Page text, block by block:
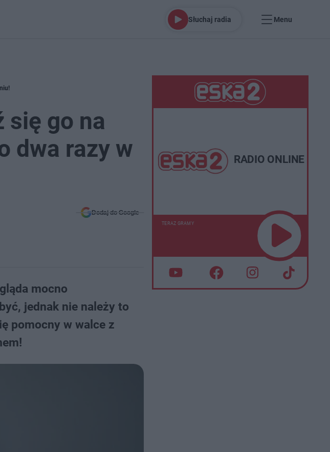
Słuchaj radia Menu
się go na
dwa razy w
Dodaj do Google
mocno
jednak nie należy to
pomocny w walce z
RADIO ONLINE
TERAZ GRAMY